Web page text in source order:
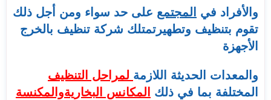
والأفراد في المجتمع على حد سواء ومن أجل ذلك
تقوم بتنظيف وتطهيرتمتلك شركة تنظيف بالخرج
الأجهزة
والمعدات الحديثة اللازمة لمراحل التنظيف
المختلفة بما في ذلك
المكانس البخاريةوالمكنسة